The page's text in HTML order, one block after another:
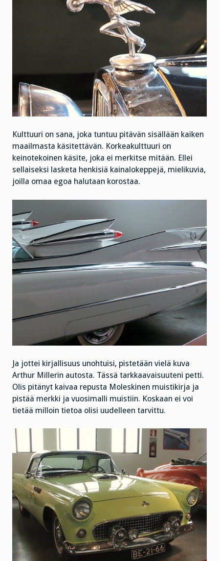
Kulttuuri on sana, joka tuntuu pitävän sisällään kaiken
maailmasta käsitettävän. Korkeakulttuuri on
keinotekoinen käsite, joka ei merkitse mitään. Ellei
sellaiseksi lasketa henkisiä kainalokeppejä, mielikuvia,
joilla omaa egoa halutaan korostaa.
Ja jottei kirjallisuus unohtuisi, pistetään vielä kuva
Arthur Millerin autosta. Tässä tarkkaavaisuuteni petti.
Olis pitänyt kaivaa repusta Moleskinen muistikirja ja
pistää merkki ja vuosimalli muistiin. Koskaan ei voi
tietää milloin tietoa olisi uudelleen tarvittu.